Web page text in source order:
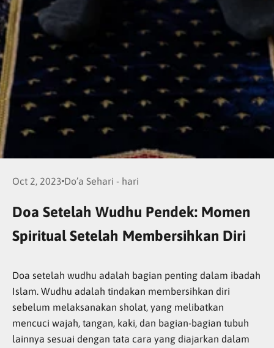
Oct 2, 2023 Do’a Sehari - hari
Doa Setelah Wudhu Pendek: Momen
Spiritual Setelah Membersihkan Diri
Doa setelah wudhu adalah bagian penting dalam ibadah
Islam. Wudhu adalah tindakan membersihkan diri
sebelum melaksanakan sholat, yang melibatkan
mencuci wajah, tangan, kaki, dan bagian-bagian tubuh
lainnya sesuai dengan tata cara yang diajarkan dalam